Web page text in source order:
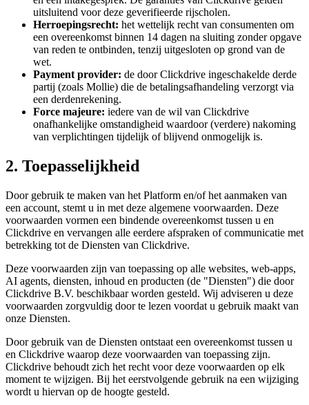
uitsluitend voor deze geverifieerde rijscholen.
Herroepingsrecht: het wettelijk recht van consumenten om
een overeenkomst binnen 14 dagen na sluiting zonder opgave
van reden te ontbinden, tenzij uitgesloten op grond van de
wet.
Payment provider: de door Clickdrive ingeschakelde derde
partij (zoals Mollie) die de betalingsafhandeling verzorgt via
een derdenrekening.
Force majeure: iedere van de wil van Clickdrive
onafhankelijke omstandigheid waardoor (verdere) nakoming
van verplichtingen tijdelijk of blijvend onmogelijk is.
2. Toepasselijkheid
Door gebruik te maken van het Platform en/of het aanmaken van
een account, stemt u in met deze algemene voorwaarden. Deze
voorwaarden vormen een bindende overeenkomst tussen u en
Clickdrive en vervangen alle eerdere afspraken of communicatie met
betrekking tot de Diensten van Clickdrive.
Deze voorwaarden zijn van toepassing op alle websites, web-apps,
AI agents, diensten, inhoud en producten (de "Diensten") die door
Clickdrive B.V. beschikbaar worden gesteld. Wij adviseren u deze
voorwaarden zorgvuldig door te lezen voordat u gebruik maakt van
onze Diensten.
Door gebruik van de Diensten ontstaat een overeenkomst tussen u
en Clickdrive waarop deze voorwaarden van toepassing zijn.
Clickdrive behoudt zich het recht voor deze voorwaarden op elk
moment te wijzigen. Bij het eerstvolgende gebruik na een wijziging
wordt u hiervan op de hoogte gesteld.